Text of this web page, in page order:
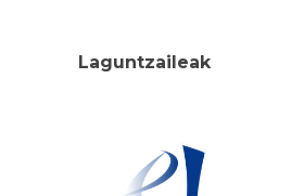
Laguntzaileak